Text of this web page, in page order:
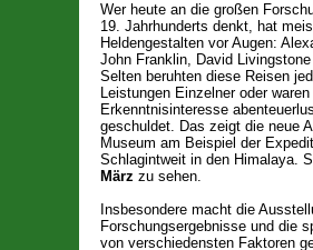
Wer heute an die großen
19. Jahrhunderts denkt, hat
Heldengestalten vor Augen:
John Franklin, David
Selten beruhten diese Reisen
Leistungen Einzelner oder
Erkenntnisinteresse
geschuldet. Das zeigt die neue
Museum am Beispiel der
Schlagintweit in den Himalaya.
März zu sehen.
Insbesondere macht die
Forschungsergebnisse und die
von verschiedensten Faktoren